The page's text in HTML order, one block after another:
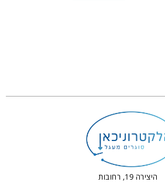
היצירה 19, רחובות